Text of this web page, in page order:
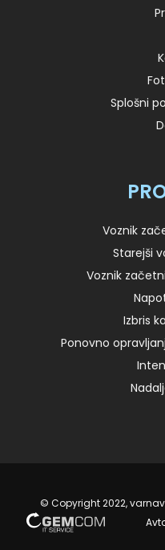
Splošni
Voznik
Starejši
Voznik
Izbris
Ponovno
© Copyright 2022,